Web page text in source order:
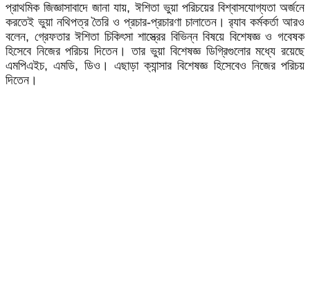
প্রাথমিক জিজ্ঞাসাবাদে জানা যায়, ঈশিতা ভুয়া পরিচয়ের বিশ্বাসযোগ্যতা অর্জনে
করতেই ভুয়া নথিপত্র তৈরি ও প্রচার-প্রচারণা চালাতেন। র‌্যাব কর্মকর্তা আরও
বলেন, গ্রেফতার ঈশিতা চিকিৎসা শাস্ত্রের বিভিন্ন বিষয়ে বিশেষজ্ঞ ও গবেষক
হিসেবে নিজের পরিচয় দিতেন। তার ভুয়া বিশেষজ্ঞ ডিগ্রিগুলোর মধ্যে রয়েছে
এমপিএইচ, এমডি, ডিও। এছাড়া ক্যান্সার বিশেষজ্ঞ হিসেবেও নিজের পরিচয়
দিতেন।